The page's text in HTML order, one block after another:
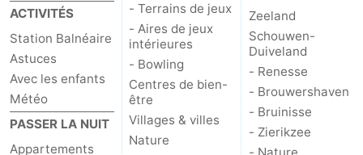
Mantelingen
Westkapelle
-
Zoutelande
-
Nature
Walcherse
-
Dishoek
-
ACTIVITÉS
Station Balnéaire
Astuces
Avec les enfants
Météo
PASSER LA NUIT
Appartements
- Terrains de jeux
- Aires de jeux
intérieures
- Bowling
Centres de bien-
être
Villages & villes
Nature
Zeeland
Schouwen-
Duiveland
- Renesse
- Brouwershaven
- Bruinisse
- Zierikzee